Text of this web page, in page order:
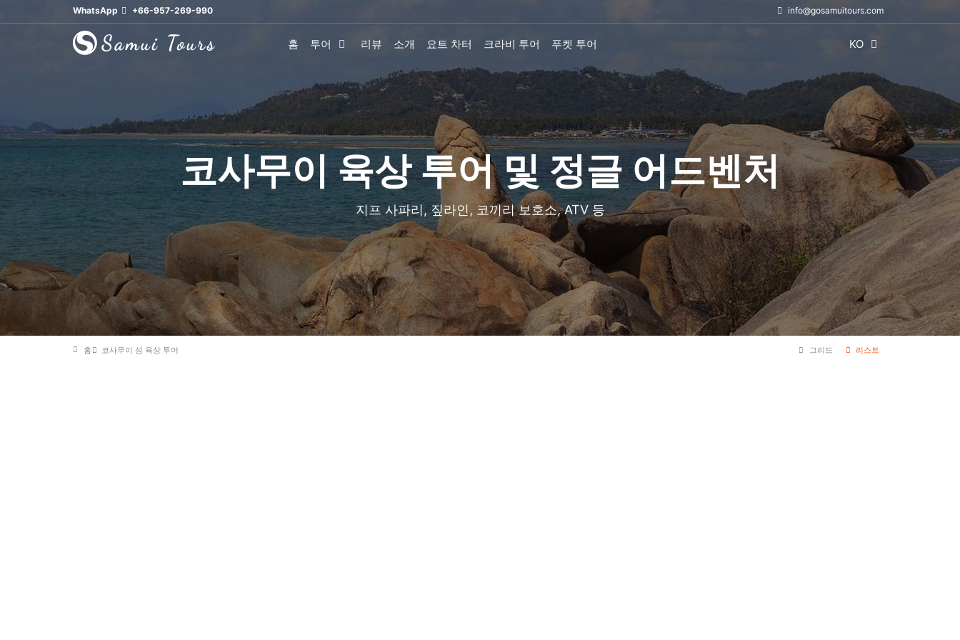
WhatsApp +66-957-269-990 info@gosamuitours.com
홈 투어 리뷰 소개 요트 차터 크라비 투어 푸켓 투어 KO
코사무이 육상 투어 및 정글 어드벤처
지프 사파리, 짚라인, 코끼리 보호소, ATV 등
홈 코사무이 섬 육상 투어 그리드 리스트